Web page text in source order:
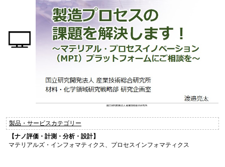
製品・サービスカテゴリー
【ナノ評価・計測・分析・設計】
マテリアルズ・インフォマティクス、プロセスインフォマティクス